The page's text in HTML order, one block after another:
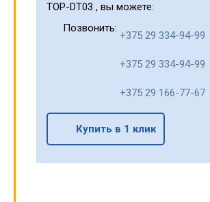
TOP-DT03 , вы можете:
Позвонить:
+375 29 334-94-99
+375 29 334-94-99
+375 29 166-77-67
Купить в 1 клик